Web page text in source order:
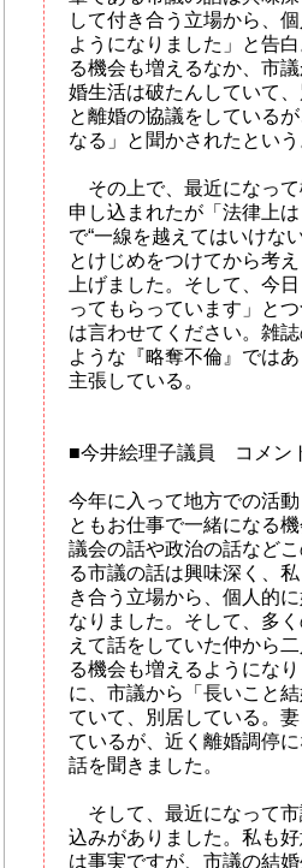
して付き合う立場から、
ようになりました」と告
る機会も増えるなか、市
婚生活は破たんしていて
と離婚の協議をしている
なる」と聞かされたという
その上で、最近になって
申し込まれたが「法律上
で“一線を越えてはいけな
とけじめをつけてから考
上げました。そして、今
ってもらっています」と
は言わせてください。雑
ような『略奪不倫』では
主張している。
■今井絵理子議員 コメン
今年に入って地方での活
ともお仕事で一緒になる機
議会の話や政治の話など
る市議の話は興味深く、
き合う立場から、個人的
なりました。そして、多
えて話をしていた仲から
る機会も増えるようにな
に、市議から「長いこと
ていて、別居している。
ているが、近く離婚調停
話を聞きました。
そして、最近になって市
込みがありました。私も
は事実ですが、市議の結